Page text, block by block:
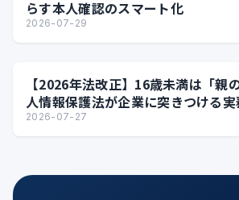
らす本人確認のスマート化
2026-07-29
【2026年法改正】16歳未満は「親
人情報保護法が企業に突きつける
2026-07-27